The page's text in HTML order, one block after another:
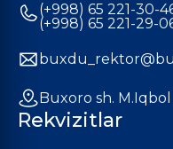
(+998) 65 221-30-
(+998) 65 221-29-
Buxoro sh. M.Iqbol
Rekvizitlar